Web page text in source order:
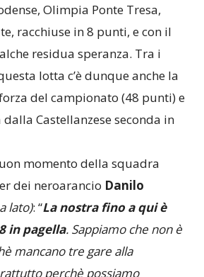
lotta c’è dunque anche la
dalla Castellanzese seconda in
momento della squadra
dei neroarancio Danilo
lato)
La nostra fino a qui è
in pagella
. Sappiamo che non è
mancano tre gare alla